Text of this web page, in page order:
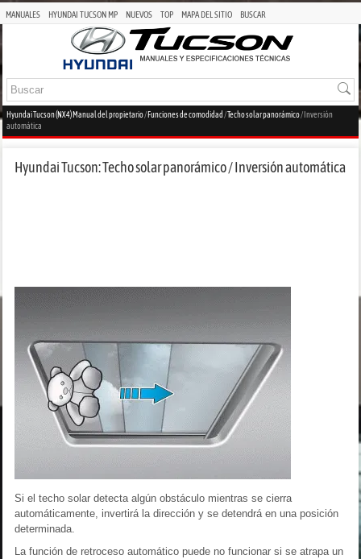
MANUALES HYUNDAI TUCSON MP NUEVOS TOP MAPA DEL SITIO BUSCAR
Hyundai Tucson (NX4) Manual del propietario/Funciones de comodidad /Techo solar panorámico/ Inversión
automática
Hyundai Tucson: Techo solar panorámico / Inversión automática
Si el techo solar detecta algún obstáculo mientras se cierra
automáticamente, invertirá la dirección y se detendrá en una posición
determinada.
La función de retroceso automático puede no funcionar si se atrapa un